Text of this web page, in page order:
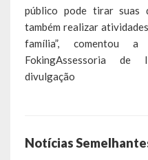
Demonstrativos Contábeis
Prestação de Contas
Leis Orçamentárias
público pode tirar suas
também realizar
família”, comentou a
FokingAssessoria de
divulgação
Notícias